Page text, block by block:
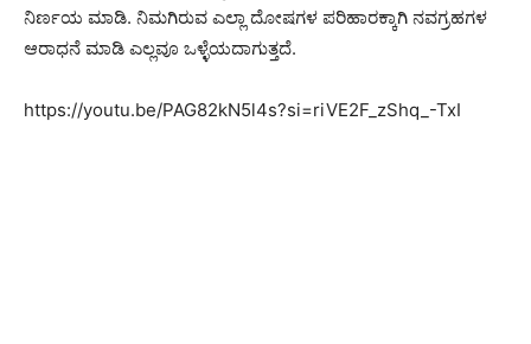
ನಿರ್ಣಯ ಮಾಡಿ. ನಿಮಗಿರುವ ಎಲ್ಲಾ ದೋಷಗಳ ಪರಿಹಾರಕ್ಕಾಗಿ ನವಗ್ರಹಗಳ
ಆರಾಧನೆ ಮಾಡಿ ಎಲ್ಲವೂ ಒಳ್ಳೆಯದಾಗುತ್ತದೆ.
https://youtu.be/PAG82kN5l4s?si=riVE2F_zShq_-TxI